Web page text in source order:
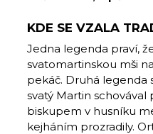
KDE SE VZALA
Jedna legenda praví,
svatomartinskou mši
pekáč. Druhá legenda
svatý Martin
biskupem v husníku
kejháním prozradily.